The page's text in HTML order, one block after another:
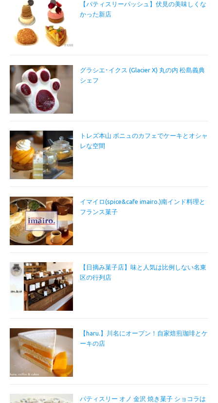
【パティスリーパッシュ】伏見の美味しくな
かった新店
グラシエ･イクス (Glacier X) 丸の内 松島義典
シェフ
トレズ本山 ボニュのカフェでケーキとオシャ
レな空間
イマイロ(spice&cafe imairo.)南インド料理と
フランス菓子
【日摘み菓子店】味と人気は比例しない名東
区の行列店
【haru.】川名にオープン！自家焙煎珈琲とケ
ーキの店
パティスリー オノ 金沢 焼き菓子 ショコラは